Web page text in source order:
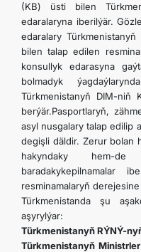
(KB) üsti bilen
edaralaryna iberilýär.
edaralary
bilen talap edilen
konsullyk edarasyna
bolmadyk
Türkmenistanyň DIM-
berýär.Pasportlaryň,
asyl nusgalary talap edilip
degişli däldir. Zerur bolan
hakyndaky hem-
baradakykepilnamalar
resminamalaryň
Türkmenistanda şu
aşyrylýar:
Türkmenistanyň RÝNÝ-
Türkmenistanyň